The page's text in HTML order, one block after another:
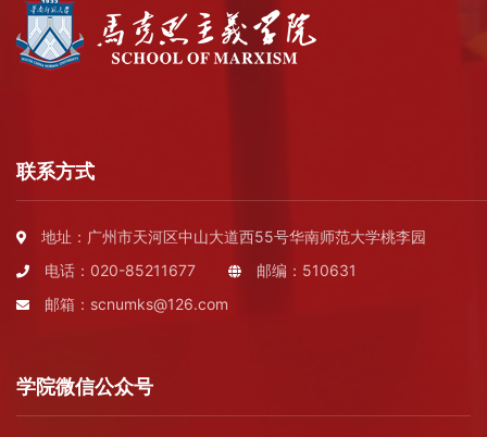
联系方式
地址：广州市天河区中山大道西55号华南师范大学桃李园
电话：020-85211677
邮编：510631
邮箱：scnumks@126.com
学院微信公众号